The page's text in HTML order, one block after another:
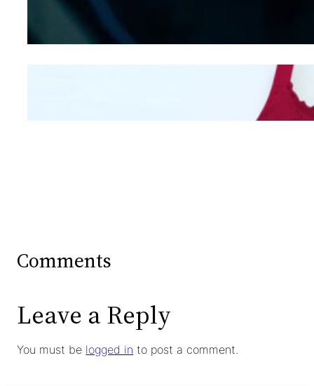
Mengintip Kepribadian
Wanita Dari Warna Bra
Comments
Leave a Reply
You must be logged in to post a comment.